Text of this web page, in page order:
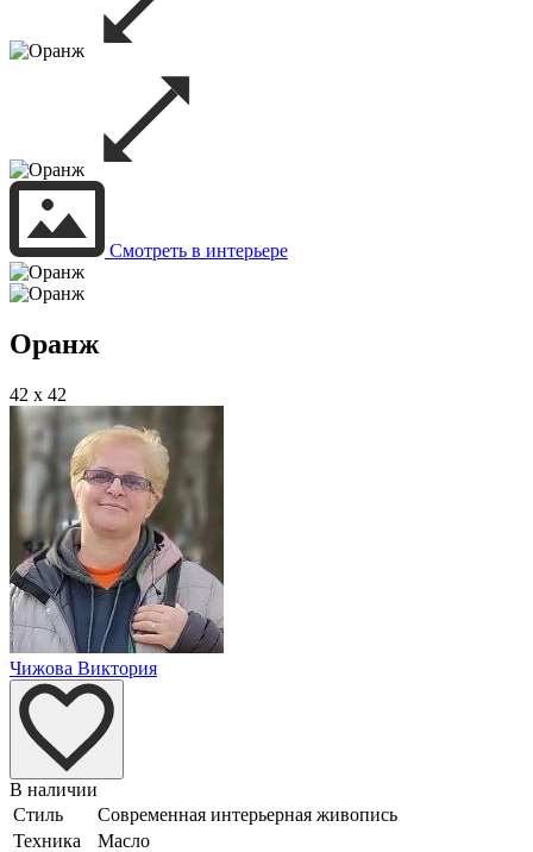
Смотреть в интерьере
Оранж
42 x 42
Чижова Виктория
В наличии
Стиль
Современная интерьерная живопись
Техника
Масло